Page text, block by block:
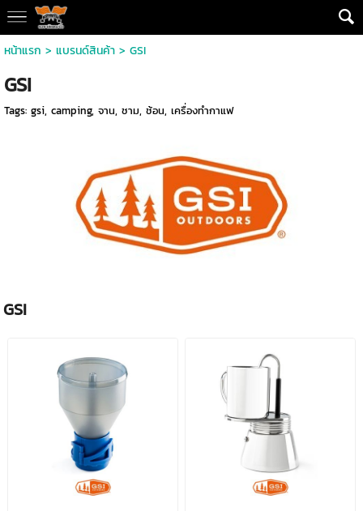
หน้าแรก > แบรนด์สินค้า > GSI
GSI
Tags: gsi, camping, จาน, ชาม, ช้อน, เครื่องทำกาแฟ
GSI